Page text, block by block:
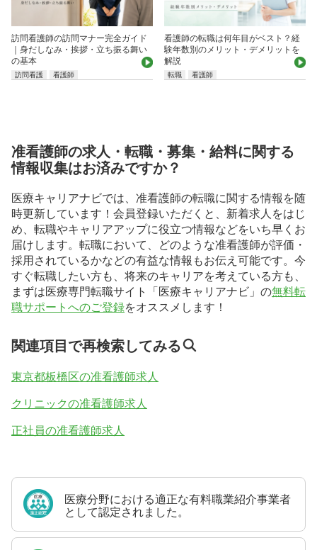
訪問看護師の訪問マナー完全ガイド
｜身だしなみ・挨拶・立ち振る舞い
の基本
訪問看護 看護師
看護師の転職は何年目がベスト？経
験年数別のメリット・デメリットを
解説
転職 看護師
准看護師の求人・転職・募集・給料に関する
情報収集はお済みですか？
医療キャリアナビでは、准看護師の転職に関する情報を随
時更新しています！会員登録いただくと、新着求人をはじ
め、転職やキャリアアップに役立つ情報などをいち早くお
届けします。転職において、どのような准看護師が評価・
採用されているかなどの有益な情報もお伝え可能です。今
すぐ転職したい方も、将来のキャリアを考えている方も、
まずは医療専門転職サイト「医療キャリアナビ」の無料転
職サポートへのご登録をオススメします！
関連項目で再検索してみる
東京都板橋区の准看護師求人
クリニックの准看護師求人
正社員の准看護師求人
医療分野における適正な有料職業紹介事業者
として認定されました。